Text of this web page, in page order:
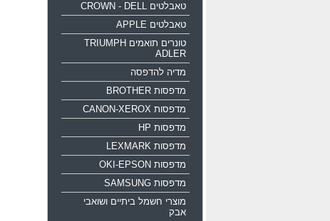
טאבלטים CROWN - DELL
טאבלטים APPLE
טונרים תואמים TRIUMPH
ADLER
מדיה להדפסה
מדפסות BROTHER
מדפסות CANON-XEROX
מדפסות HP
מדפסות LEXMARK
מדפסות OKI-EPSON
מדפסות SAMSUNG
מוצרי חשמל ביתיים ושואבי
אבק